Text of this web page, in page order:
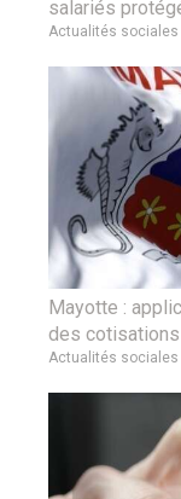
salariés
Actualités sociales
Mayotte :
des cotisations
Actualités sociales